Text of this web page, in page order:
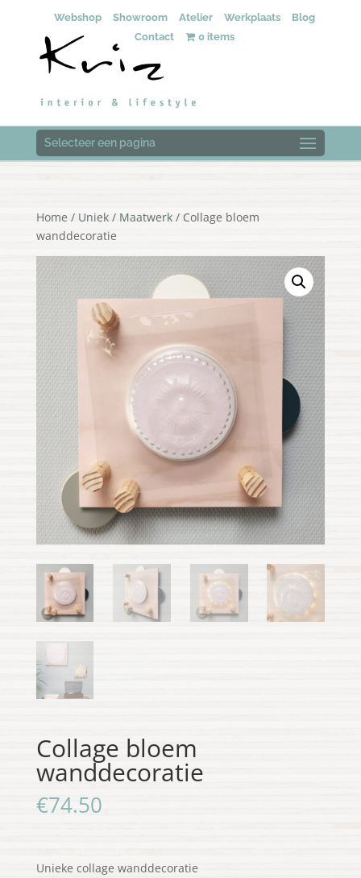
Webshop Showroom Atelier Werkplaats
Blog
Contact
0 items
Selecteer een pagina
Home / Uniek/ Maatwerk/ Collage bloem
wanddecoratie
Collage bloem
wanddecoratie
€74.50
Unieke collage wanddecoratie